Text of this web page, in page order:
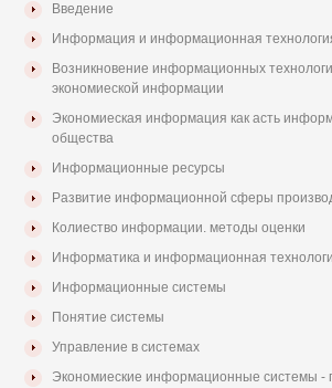
Введение
Информация и информационная
Возникновение информационных
экономиеской информации
Экономиеская информация как асть
общества
Информационные ресурсы
Развитие информационной сферы
Колиество информации. методы оценки
Информатика и информационная
Информационные системы
Понятие системы
Управление в системах
Экономиеские информационные системы -